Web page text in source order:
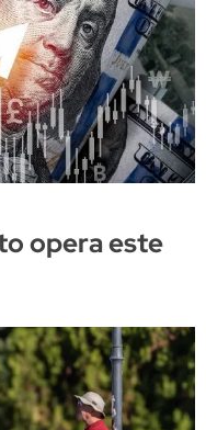
opera este